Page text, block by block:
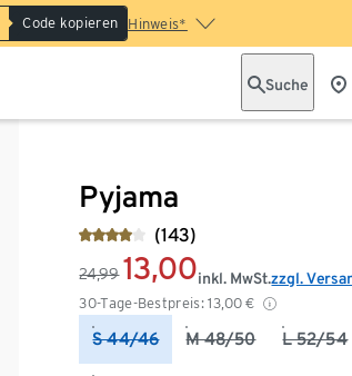
Code kopieren Hinweis*
Suche
Pyjama
(143)
24,99 13,00
30-Tage-Bestpreis: 13,00 €
inkl. MwSt.zzgl.
S 44/46 M 48/50 L 52/54